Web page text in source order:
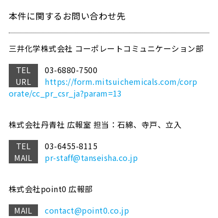
本件に関するお問い合わせ先
三井化学株式会社 コーポレートコミュニケーション部
TEL
03-6880-7500
URL
https://form.mitsuichemicals.com/corp
orate/cc_pr_csr_ja?param=13
株式会社丹青社 広報室 担当：石綿、寺戸、立入
TEL
03-6455-8115
MAIL
pr-staff@tanseisha.co.jp
株式会社point0 広報部
MAIL
contact@point0.co.jp